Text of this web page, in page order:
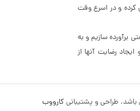
کرده و در اسرع وقت
برآورده سازیم و به
رضایت آنها از
طراحی و پشتیبانیکارووب